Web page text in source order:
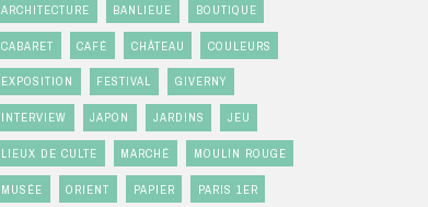
ARCHITECTURE BANLIEUE BOUTIQUE
CABARET CAFÉ CHÂTEAU COULEURS
EXPOSITION FESTIVAL GIVERNY
INTERVIEW JAPON JARDINS JEU
LIEUX DE CULTE MARCHÉ MOULIN ROUGE
MUSÉE ORIENT PAPIER PARIS 1ER